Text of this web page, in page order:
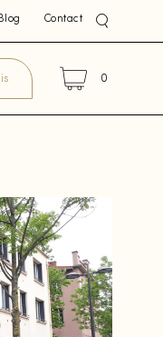
Blog Contact
0